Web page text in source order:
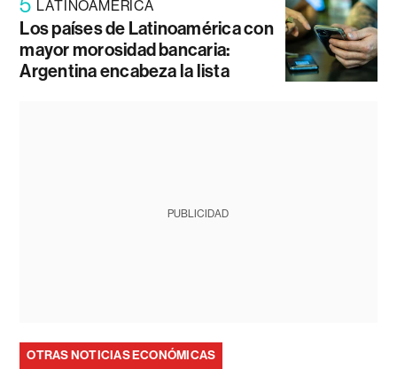
5 LATINOAMÉRICA
Los países de Latinoamérica con
mayor morosidad bancaria:
Argentina encabeza la lista
PUBLICIDAD
OTRAS NOTICIAS ECONÓMICAS